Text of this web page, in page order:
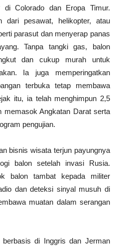
di Colorado dan Eropa Timur.
dari pesawat, helikopter, atau
parasut dan menyerap panas
Tanpa tangki gas, balon
dan cukup murah untuk
Ia juga memperingatkan
terbuka tetap membawa
itu, ia telah menghimpun 2,5
memasok Angkatan Darat serta
pengujian.
bisnis wisata terjun payungnya
balon setelah invasi Rusia.
balon tambat kepada militer
dan deteksi sinyal musuh di
muatan dalam serangan
berbasis di Inggris dan Jerman